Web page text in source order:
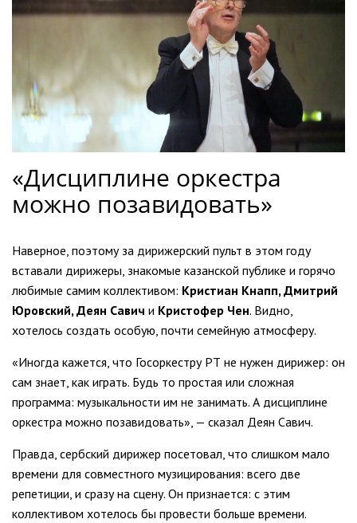
«Дисциплине оркестра
можно позавидовать»
Наверное, поэтому за дирижерский пульт в этом году
вставали дирижеры, знакомые казанской публике и горячо
любимые самим коллективом: Кристиан Кнапп, Дмитрий
Юровский, Деян Савич и Кристофер Чен. Видно,
хотелось создать особую, почти семейную атмосферу.
«Иногда кажется, что Госоркестру РТ не нужен дирижер: он
сам знает, как играть. Будь то простая или сложная
программа: музыкальности им не занимать. А дисциплине
оркестра можно позавидовать», — сказал Деян Савич.
Правда, сербский дирижер посетовал, что слишком мало
времени для совместного музицирования: всего две
репетиции, и сразу на сцену. Он признается: с этим
коллективом хотелось бы провести больше времени.